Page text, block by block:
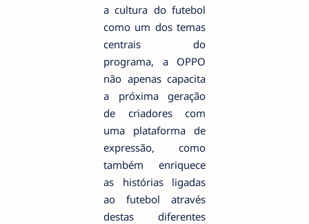
a cultura do futebol
como um dos temas
centrais do
programa, a OPPO
não apenas capacita
a próxima geração
de criadores com
uma plataforma de
expressão, como
também enriquece
as histórias ligadas
ao futebol através
destas diferentes